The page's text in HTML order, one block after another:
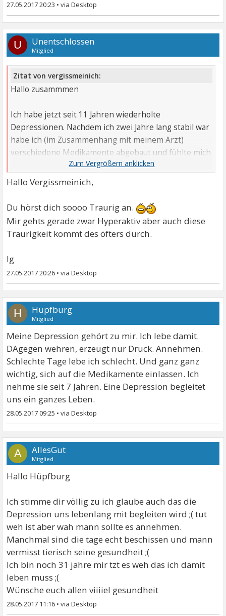
27.05.2017 20:23 •
U Unentschlossen
Mitglied
Zitat von vergissmeinich:
Hallo zusammmen
Ich habe jetzt seit 11 Jahren wiederholte
Depressionen. Nachdem ich zwei Jahre lang stabil war
habe ich (im Zusammenhang mit meinem Arzt)
verschiedene Medikamente abgebaut und fühlte mich
auch erst gut. Im letzten halben Jahr ging es mir aber
immer schlechter, ich schob es auf Stress mit meinem
kranken Vater. Ihm geht es jetzt aber besser und mir
immer schlechter, ich habe alle möglichen Ängste
aufgebaut.
Mein Arzt verschrieb mir Sertralin zusätzlich zu
meinen anderen Medikamenten. Ich hoffe es wirkt.
damit umgehen, dass ich wieder depressiv geworden
bin, ich dachte doch ich sei wieder gesund, bis auf ein
paar Tabletten.
Geht es anderen auch so?
Vergissmeinich
Hallo Vergissmeinich,
Du hörst dich soooo Traurig an.
Mir gehts gerade zwar Hyperaktiv aber auch diese
Traurigkeit kommt des öfters durch.
lg
27.05.2017 20:26 •
H Hüpfburg
Mitglied
Meine Depression gehört zu mir. Ich lebe damit.
DAgegen wehren, erzeugt nur Druck. Annehmen.
Schlechte Tage lebe ich schlecht. Und ganz ganz
wichtig, sich auf die Medikamente einlassen. Ich
nehme sie seit 7 Jahren. Eine Depression begleitet
uns ein ganzes Leben.
28.05.2017 09:25 •
A AllesGut
Mitglied
Hallo Hüpfburg
Ich stimme dir völlig zu ich glaube auch das die
Depression uns lebenlang mit begleiten wird ;( tut
weh ist aber wah mann sollte es annehmen.
Manchmal sind die tage echt beschissen und mann
vermisst tierisch seine gesundheit ;(
Ich bin noch 31 jahre mir tzt es weh das ich damit
leben muss ;(
Wünsche euch allen viiiiel gesundheit
28.05.2017 11:16 •